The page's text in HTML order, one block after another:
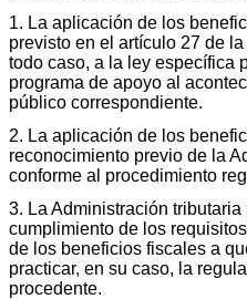
1. La aplicación de los
previsto en el artículo 27 de
todo caso, a la ley específica
programa de apoyo al
público correspondiente.
2. La aplicación de los
reconocimiento previo de la
conforme al procedimiento
3. La Administración tributaria
cumplimiento de los
de los beneficios fiscales a
practicar, en su caso, la
procedente.